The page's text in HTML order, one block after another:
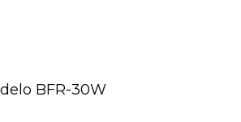
BFR-30W